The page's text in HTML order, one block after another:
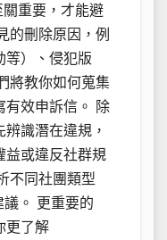
重要，才能避
的刪除原因，例
等）、侵犯版
將教你如何蒐集
有效申訴信。 除
識潛在違規，
益或違反社群規
不同社團類型
。 更重要的
更了解